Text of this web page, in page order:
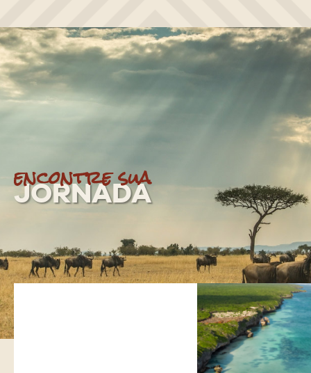
encontre sua
JORNADA